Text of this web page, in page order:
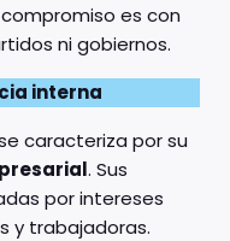
es con
ni gobiernos.
interna
caracteriza por su
. Sus
por intereses
y trabajadoras.